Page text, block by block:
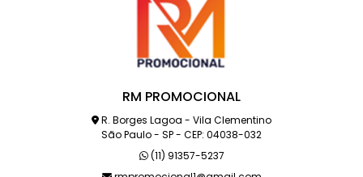
RM PROMOCIONAL
R. Borges Lagoa - Vila Clementino
São Paulo - SP - CEP: 04038-032
(11) 91357-5237